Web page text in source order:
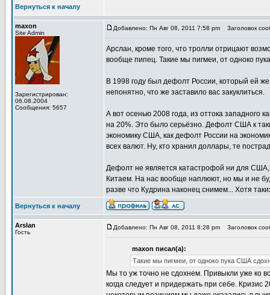
Вернуться к началу
maxon
Site Admin
Зарегистрирован:
06.08.2004
Сообщения: 5657
Добавлено: Пн Авг 08, 2011 7:58 pm Заголовок
Арслан, кроме того, что тролли отрицают
вообще пипец. Такие мы пигмеи, от одноко
В 1998 году был дефолт России, который ей
непонятно, что же заставило вас закуклиться.
А вот осенью 2008 года, из оттока западного
на 20%. Это было серьёзно. Дефолт США к
экономику США, как дефолт России на
всех валют. Ну, кто хранил доллары, те
Дефолт не является катастрофой ни для США,
Китаем. На нас вообще наплюют, но мы и не
разве что Кудрина наконец снимем... Хотя
Вернуться к началу
Arslan
Гость
Добавлено: Пн Авг 08, 2011 8:28 pm Заголовок
maxon писал(а):
Такие мы пигмеи, от одноко пука США
Мы то уж точно не сдохнем. Привыкли уже ко
когда следует и придержать при себе.